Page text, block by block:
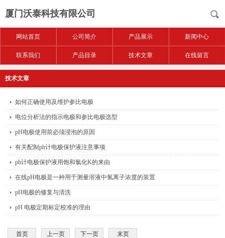
厦门沃泰科技有限公司
网站首页 公司简介 产品展示 新闻中心
联系我们 产品目录 技术文章 在线留言
技术文章
如何正确使用及维护参比电极
电位分析法的指示电极和参比电极选型
pH电极使用前必须浸泡的原因
有关配制ph计电极保护液注意事项
ph计电极保护液用饱和氯化K的来由
在线pH电极是一种用于测量溶液中氢离子浓度的装置
pH电极的修复与清洗
pH 电极定期标定校准的理由
首页 上一页 下一页 末页